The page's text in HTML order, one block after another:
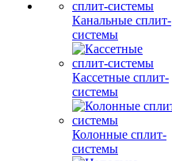
Канальные сплит-
системы
Кассетные сплит-
системы
Колонные сплит-
системы